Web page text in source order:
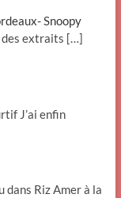
Snoopy
des extraits […]
J’ai enfin
dans Riz Amer à la